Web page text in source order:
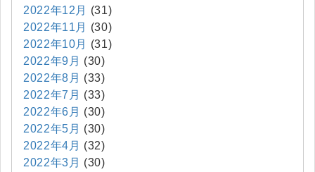
2022年12月
(31)
2022年11月
(30)
2022年10月
(31)
2022年9月 (30)
2022年8月 (33)
2022年7月 (33)
2022年6月 (30)
2022年5月 (30)
2022年4月 (32)
2022年3月 (30)